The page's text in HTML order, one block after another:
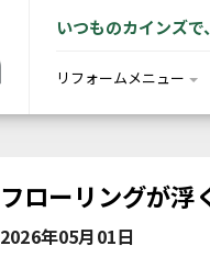
いつものカインズで
リフォームメニュー
フローリングが浮
2026年05月01日